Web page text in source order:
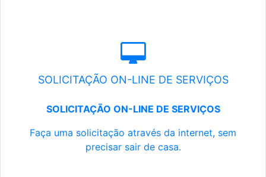
SOLICITAÇÃO ON-LINE DE SERVIÇOS
SOLICITAÇÃO ON-LINE DE SERVIÇOS
Faça uma solicitação através da internet, sem
precisar sair de casa.